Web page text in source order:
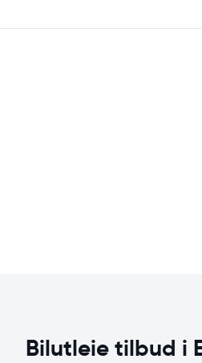
Bilutleie tilbud i